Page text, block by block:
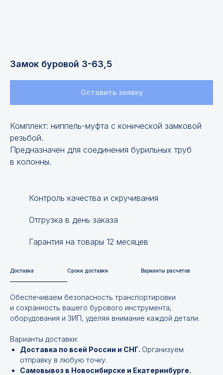
Замок буровой З-63,5
Оставить заявку
Комплект: ниппель-муфта с конической замковой
резьбой.
Предназначен для соединения бурильных труб
в колонны.
Контроль качества и скручивания
Отгрузка в день заказа
Гарантия на товары 12 месяцев
Доставка Сроки доставки Варианты расчетов
Обеспечиваем безопасность транспортировки
и сохранность вашего бурового инструмента,
оборудования и ЗИП, уделяя внимание каждой детали.
Варианты доставки:
Доставка по всей России и СНГ. Организуем
отправку в любую точку.
Самовывоз в Новосибирске и Екатеринбурге.